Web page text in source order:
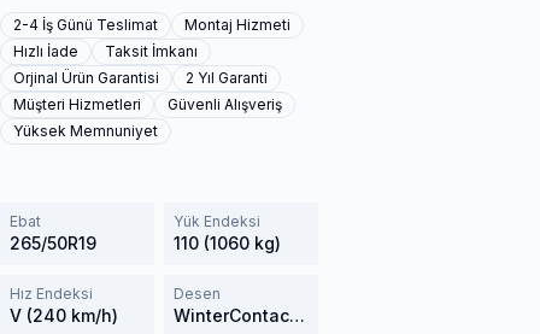
2-4 İş Günü Teslimat
Montaj Hizmeti
Hızlı İade
Taksit İmkanı
Orjinal Ürün Garantisi
2 Yıl Garanti
Müşteri Hizmetleri
Güvenli Alışveriş
Yüksek Memnuniyet
Ebat
265/50R19
Yük Endeksi
110 (1060 kg)
Hız Endeksi
V (240 km/h)
Desen
WinterContact TS 850P SUV